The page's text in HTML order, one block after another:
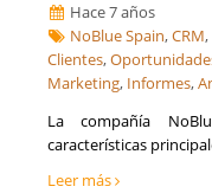
Hace 7 años
NoBlue Spain,CRM,
Clientes,
Marketing, Informes,
La compañía
características
Leer más